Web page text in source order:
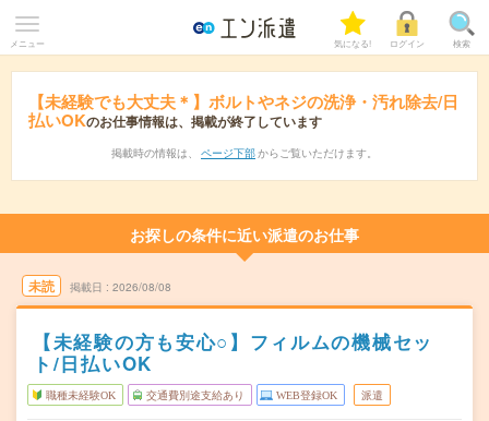
メニュー 気になる! ログイン 検索
【未経験でも大丈夫＊】ボルトやネジの洗浄・汚れ除去/日
払いOKのお仕事情報は、掲載が終了しています
掲載時の情報は、 ページ下部 からご覧いただけます。
お探しの条件に近い派遣のお仕事
未読 掲載日 2026/08/08
【未経験の方も安心○】フィルムの機械セッ
ト/日払いOK
職種未経験OK 交通費別途支給あり WEB登録OK 派遣